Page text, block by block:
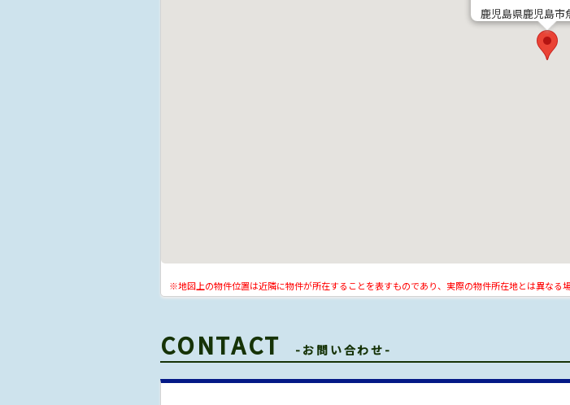
鹿児島県鹿児島市
※地図上の物件位置は近隣に物件が所在することを表すものであり、実際の物件所在地とは異なる場
CONTACT -お問い合わせ-